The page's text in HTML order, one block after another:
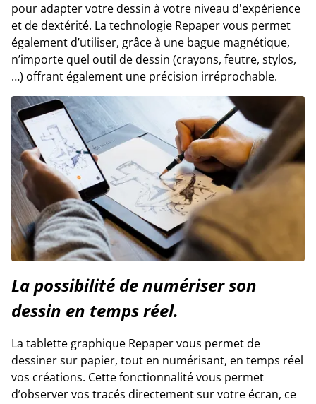
pour adapter votre dessin à votre niveau d'expérience
et de dextérité. La technologie Repaper vous permet
également d’utiliser, grâce à une bague magnétique,
n’importe quel outil de dessin (crayons, feutre, stylos,
…) offrant également une précision irréprochable.
La possibilité de numériser son
dessin en temps réel.
La tablette graphique Repaper vous permet de
dessiner sur papier, tout en numérisant, en temps réel
vos créations. Cette fonctionnalité vous permet
d’observer vos tracés directement sur votre écran, ce